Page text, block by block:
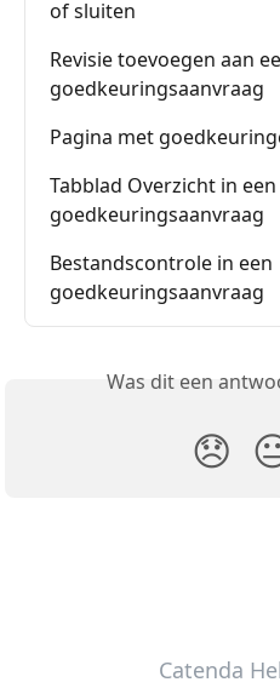
of sluiten
Revisie toevoegen aan
goedkeuringsaanvraag
Pagina met
Tabblad Overzicht in een
goedkeuringsaanvraag
Bestandscontrole in een
goedkeuringsaanvraag
Was dit een
😞
Catenda